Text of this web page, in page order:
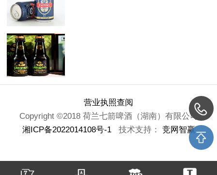
营业执照查阅
Copyright ©2018 荷兰七箭啤酒（湖南）有限公司
湘ICP备2022014108号-1技术支持： 竞网智赢